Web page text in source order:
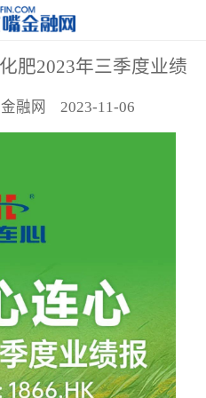
肥2023年三季度业绩
融网 2023-11-06